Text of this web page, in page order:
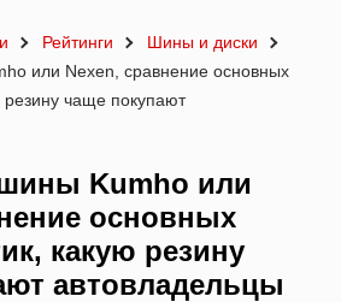
Рейтинги
Шины и диски
или Nexen, сравнение основных
резину чаще покупают
Kumho или
основных
какую резину
автовладельцы